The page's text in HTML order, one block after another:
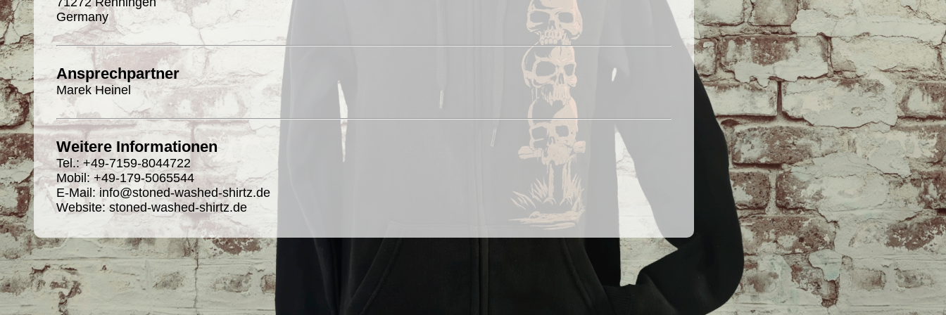
Germany
Ansprechpartner
Marek Heinel
Weitere Informationen
Tel.: +49-7159-8044722
Mobil: +49-179-5065544
E-Mail: info@stoned-washed-shirtz.de
Website: stoned-washed-shirtz.de